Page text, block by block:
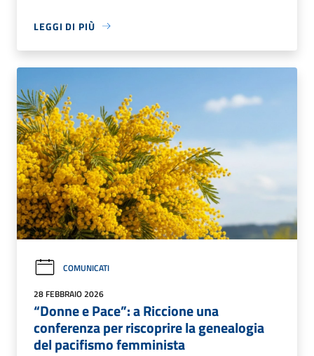
LEGGI DI PIÙ
COMUNICATI
28 FEBBRAIO 2026
“Donne e Pace”: a Riccione una
conferenza per riscoprire la genealogia
del pacifismo femminista